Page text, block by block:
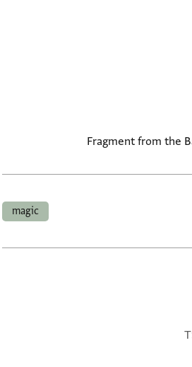
Fragment from the
magic